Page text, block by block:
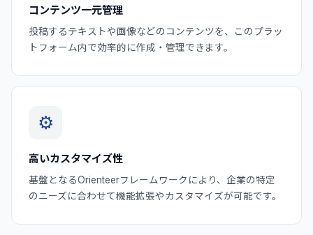
コンテンツ一元管理
投稿するテキストや画像などのコンテンツを、このプラッ
トフォーム内で効率的に作成・管理できます。
⚙️
高いカスタマイズ性
基盤となるOrienteerフレームワークにより、企業の特定
のニーズに合わせて機能拡張やカスタマイズが可能です。